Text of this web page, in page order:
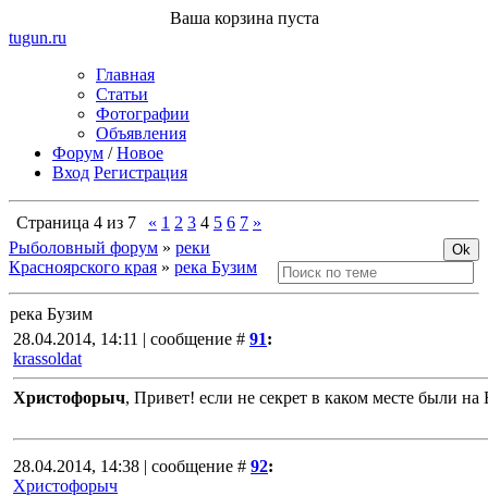
Ваша корзина пуста
tugun.ru
Главная
Статьи
Фотографии
Объявления
Форум /Новое
Вход Регистрация
Страница 4 из 7 « 1 2 3 4 5 6 7 »
Рыболовный форум » реки
Красноярского края » река Бузим
река Бузим
28.04.2014, 14:11 | сообщение # 91:
krassoldat
Христофорыч, Привет! если не секрет в каком месте были
28.04.2014, 14:38 | сообщение # 92:
Христофорыч